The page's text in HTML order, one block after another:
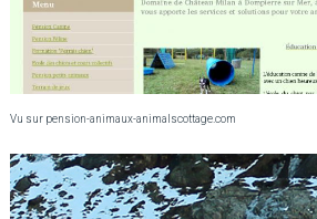
Vu sur pension-animaux-animalscottage.com